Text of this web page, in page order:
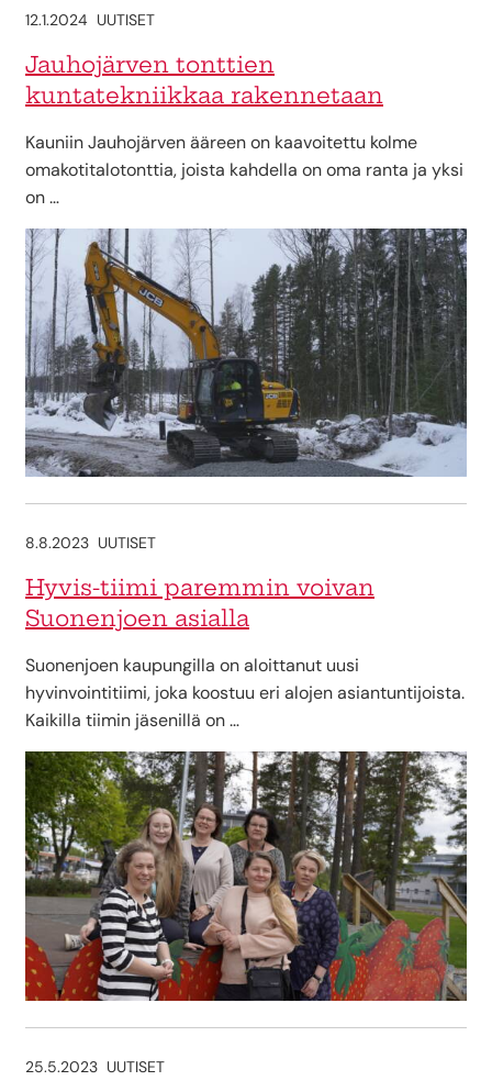
12.1.2024 UUTISET
Jauhojärven tonttien
kuntatekniikkaa rakennetaan
Kauniin Jauhojärven ääreen on kaavoitettu kolme
omakotitalotonttia, joista kahdella on oma ranta ja yksi
on …
8.8.2023 UUTISET
Hyvis-tiimi paremmin voivan
Suonenjoen asialla
Suonenjoen kaupungilla on aloittanut uusi
hyvinvointitiimi, joka koostuu eri alojen asiantuntijoista.
Kaikilla tiimin jäsenillä on …
25.5.2023 UUTISET